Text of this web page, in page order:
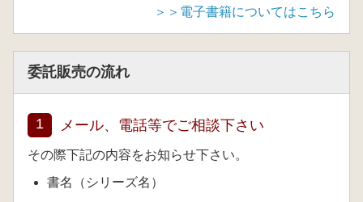
＞＞電子書籍についてはこちら
委託販売の流れ
1 メール、電話等でご相談下さい
その際下記の内容をお知らせ下さい。
書名（シリーズ名）